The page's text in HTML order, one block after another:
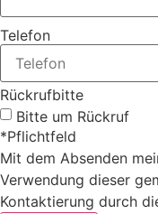
Telefon
Rückrufbitte
Bitte um Rückruf
*Pflichtfeld
Mit dem Absenden
Verwendung dieser
Kontaktierung durch